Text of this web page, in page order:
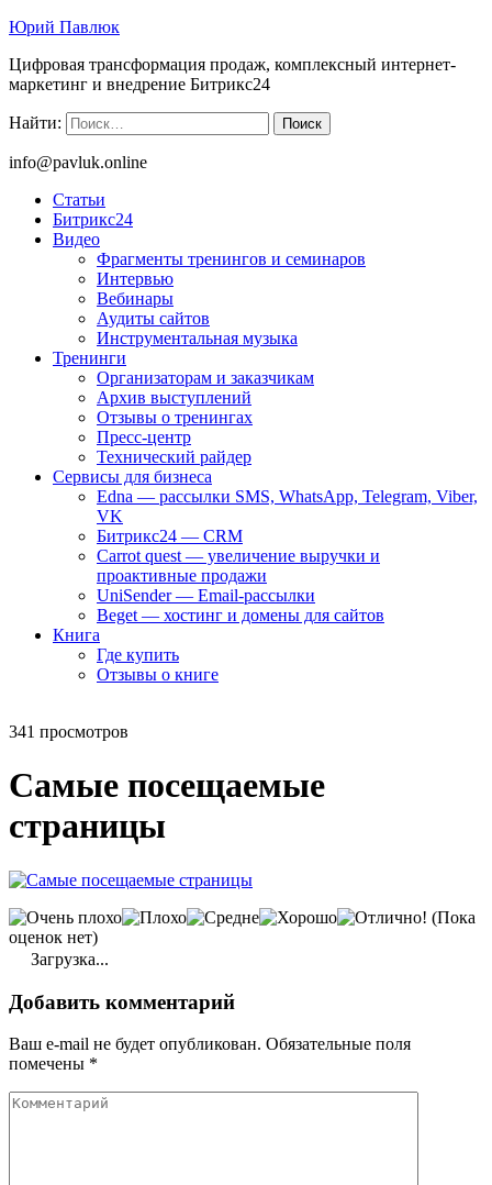
Юрий Павлюк
Цифровая трансформация продаж, комплексный интернет-
маркетинг и внедрение Битрикс24
Найти:
info@pavluk.online
Статьи
Битрикс24
Видео
Фрагменты тренингов и семинаров
Интервью
Вебинары
Аудиты сайтов
Инструментальная музыка
Тренинги
Организаторам и заказчикам
Архив выступлений
Отзывы о тренингах
Пресс-центр
Технический райдер
Сервисы для бизнеса
Edna — рассылки SMS, WhatsApp, Telegram, Viber,
VK
Битрикс24 — CRM
Carrot quest — увеличение выручки и
проактивные продажи
UniSender — Email-рассылки
Beget — хостинг и домены для сайтов
Книга
Где купить
Отзывы о книге
341 просмотров
Самые посещаемые
страницы
(Пока
оценок нет)
Загрузка...
Добавить комментарий
Ваш e-mail не будет опубликован. Обязательные поля
помечены *